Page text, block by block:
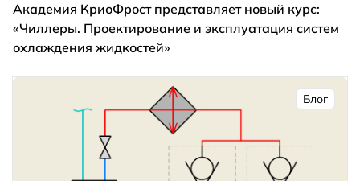
Академия КриоФрост представляет новый курс:
«Чиллеры. Проектирование и эксплуатация систем
охлаждения жидкостей»
Блог